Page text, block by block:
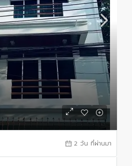
2 วัน ที่ผ่านมา